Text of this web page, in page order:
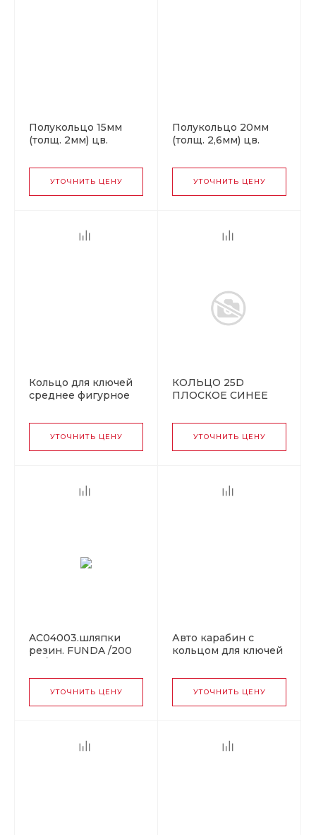
Полукольцо 15мм
(толщ. 2мм) цв.
УТОЧНИТЬ ЦЕНУ
Полукольцо 20мм
(толщ. 2,6мм) цв.
УТОЧНИТЬ ЦЕНУ
Кольцо для ключей
среднее фигурное
(10000,1000,100,!!!)
УТОЧНИТЬ ЦЕНУ
КОЛЬЦО 25D
ПЛОСКОЕ СИНЕЕ
УТОЧНИТЬ ЦЕНУ
AC04003.шляпки
резин. FUNDA /200
УТОЧНИТЬ ЦЕНУ
Авто карабин с
кольцом для ключей
УТОЧНИТЬ ЦЕНУ